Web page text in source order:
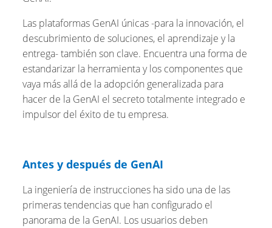
Las plataformas GenAI únicas -para la innovación, el
descubrimiento de soluciones, el aprendizaje y la
entrega- también son clave. Encuentra una forma de
estandarizar la herramienta y los componentes que
vaya más allá de la adopción generalizada para
hacer de la GenAI el secreto totalmente integrado e
impulsor del éxito de tu empresa.
Antes y después de GenAI
La ingeniería de instrucciones ha sido una de las
primeras tendencias que han configurado el
panorama de la GenAI. Los usuarios deben